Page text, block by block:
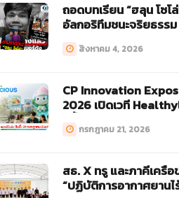
ถอดบทเรียน “ฮลุน โซโ
อัลกอริทึมชนะจริยธรรม
สิงหาคม 4, 2026
CP Innovation
2026 เปิดเวที
กรกฎาคม 21, 2026
สธ. X ทรู และภาคีเครือ
“ปฏิบัติการอากาศยาน